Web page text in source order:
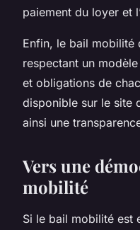
paiement du loyer et
Enfin, le bail mobilité
respectant un
et obligations de
disponible sur le site
ainsi une
Vers une
mobilité
Si le bail mobilité est